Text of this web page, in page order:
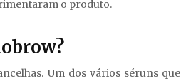
o produto.
Um dos vários séruns que